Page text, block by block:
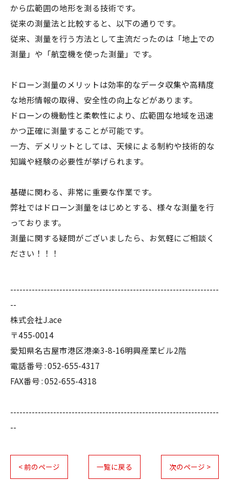
から広範囲の地形を測る技術です。
従来の測量法と比較すると、以下の通りです。
従来、測量を行う方法として主流だったのは「地上での
測量」や「航空機を使った測量」です。
ドローン測量のメリットは効率的なデータ収集や高精度
な地形情報の取得、安全性の向上などがあります。
ドローンの機動性と柔軟性により、広範囲な地域を迅速
かつ正確に測量することが可能です。
一方、デメリットとしては、天候による制約や技術的な
知識や経験の必要性が挙げられます。
基礎に関わる、非常に重要な作業です。
弊社ではドローン測量をはじめとする、様々な測量を行
っております。
測量に関する疑問がございましたら、お気軽にご相談く
ださい！！！
--------------------------------------------------------------------
--
株式会社J.ace
〒455-0014
愛知県名古屋市港区港楽3-8-16明興産業ビル2階
電話番号 : 052-655-4317
FAX番号 : 052-655-4318
--------------------------------------------------------------------
--
< 前のページ 一覧に戻る 次のページ >